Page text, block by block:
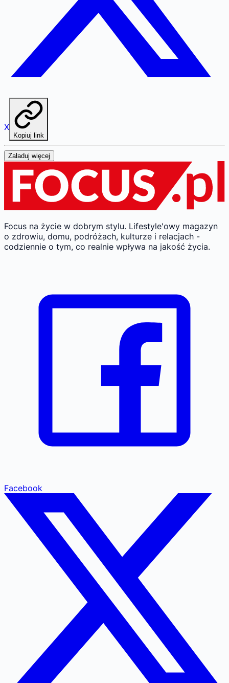
X
Kopiuj link
Załaduj więcej
Focus na życie w dobrym stylu. Lifestyle'owy magazyn
o zdrowiu, domu, podróżach, kulturze i relacjach -
codziennie o tym, co realnie wpływa na jakość życia.
Facebook